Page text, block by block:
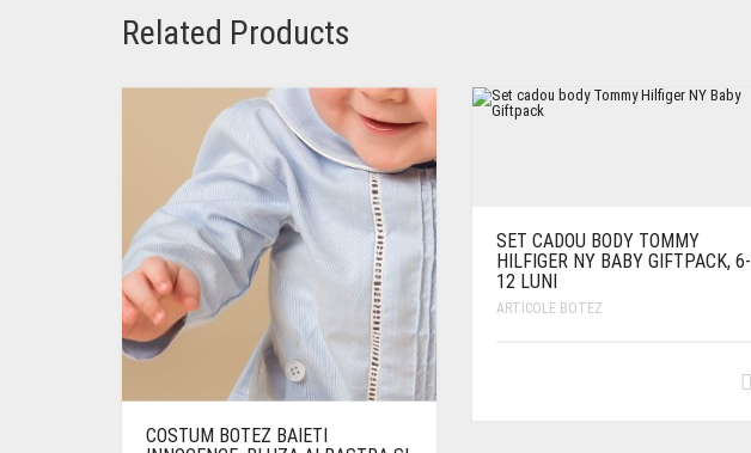
Related Products
COSTUM BOTEZ BAIETI
SET CADOU BODY TOMMY
HILFIGER NY BABY GIFTPACK, 6-
12 LUNI
ARTICOLE BOTEZ